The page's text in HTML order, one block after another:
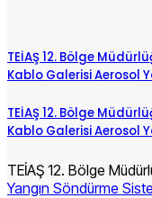
TEİAŞ 12. Bölge
Kablo Galerisi Aerosol
TEİAŞ 12. Bölge
Kablo Galerisi Aerosol
TEİAŞ 12. Bölge
Yangın Söndürme